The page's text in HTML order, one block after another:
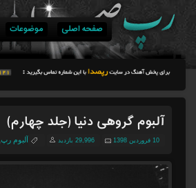
صفحه اصلی موضوعات
آلبوم گروهی دنیا (جلد چهارم)
10 فروردین 1398 29,996 بازدید آلبوم رپ